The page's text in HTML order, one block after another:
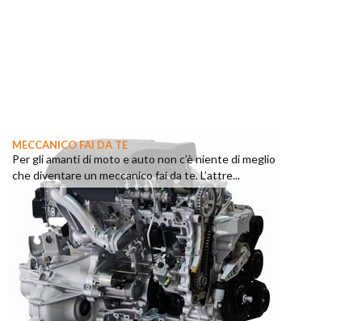
MECCANICO FAI DA TE
Per gli amanti di moto e auto non c’è niente di meglio
che diventare un meccanico fai da te. L’attre...